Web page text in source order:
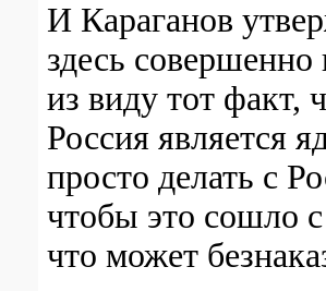
И Караганов
здесь
из виду тот факт,
Россия является
просто делать с
чтобы это сошло
что может